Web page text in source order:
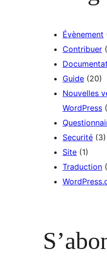
Évènement
Contribuer
Guide (20)
Nouvelles
WordPress
Securité (3)
Site (1)
Traduction